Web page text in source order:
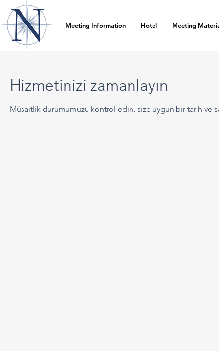
Meeting Information Hotel Meeting
Hizmetinizi zamanlayın
Müsaitlik durumumuzu kontrol edin, size uygun bir tarih ve